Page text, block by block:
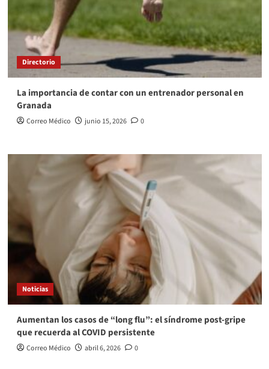
Directorio
La importancia de contar con un entrenador personal en
Granada
Correo Médico junio 15, 2026 0
Noticias
Aumentan los casos de “long flu”: el síndrome post‑gripe
que recuerda al COVID persistente
Correo Médico abril 6, 2026 0